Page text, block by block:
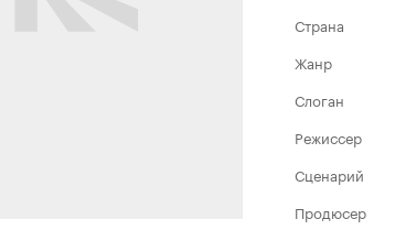
Страна
Жанр
Слоган
Режиссер
Сценарий
Продюсер